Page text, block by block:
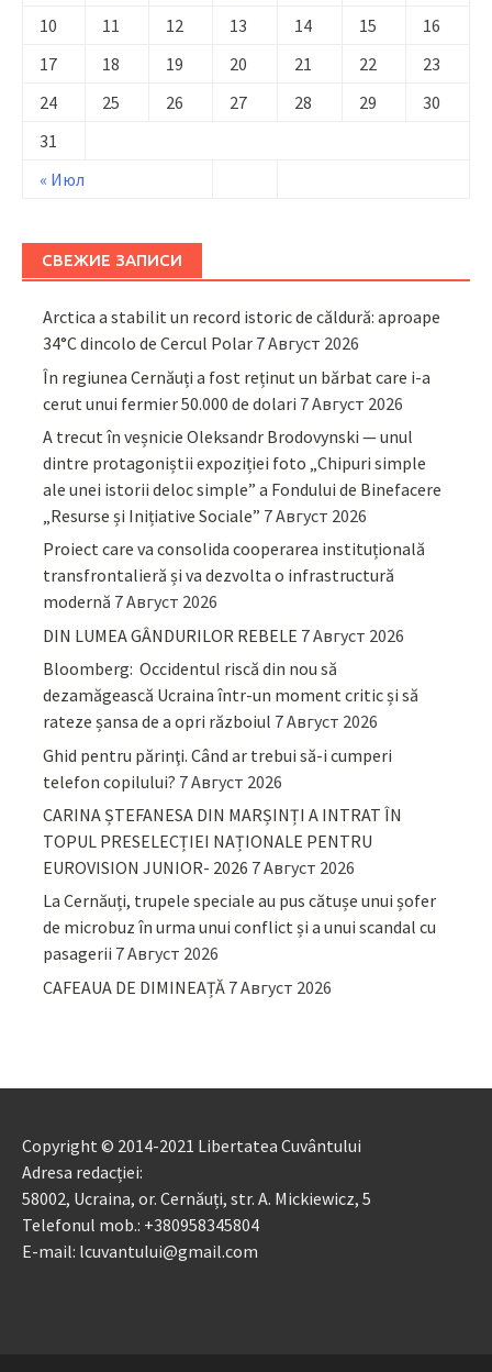
« Июл
10
11 12 13 14 15
16
17
18 19 20 21 22
23
24
25 26 27 28 29
30
31
СВЕЖИЕ ЗАПИСИ
Arctica a stabilit un record istoric de căldură: aproape
34°C dincolo de Cercul Polar 7 Август 2026
În regiunea Cernăuți a fost reținut un bărbat care i-a
cerut unui fermier 50.000 de dolari 7 Август 2026
A trecut în veșnicie Oleksandr Brodovynski — unul
dintre protagoniștii expoziției foto „Chipuri simple
ale unei istorii deloc simple” a Fondului de Binefacere
„Resurse și Inițiative Sociale” 7 Август 2026
Proiect care va consolida cooperarea instituțională
transfrontalieră și va dezvolta o infrastructură
modernă 7 Август 2026
DIN LUMEA GÂNDURILOR REBELE 7 Август 2026
Bloomberg: Occidentul riscă din nou să
dezamăgească Ucraina într-un moment critic și să
rateze șansa de a opri războiul 7 Август 2026
Ghid pentru părinţi. Când ar trebui să-i cumperi
telefon copilului? 7 Август 2026
CARINA ȘTEFANESA DIN MARȘINȚI A INTRAT ÎN
TOPUL PRESELECȚIEI NAȚIONALE PENTRU
EUROVISION JUNIOR- 2026 7 Август 2026
La Cernăuți, trupele speciale au pus cătușe unui șofer
de microbuz în urma unui conflict și a unui scandal cu
pasagerii 7 Август 2026
CAFEAUA DE DIMINEAȚĂ 7 Август 2026
Copyright © 2014-2021 Libertatea Cuvântului
Adresa redacției:
58002, Ucraina, or. Cernăuți, str. A. Mickiewicz, 5
Telefonul mob.: +380958345804
E-mail: lcuvantului@gmail.com